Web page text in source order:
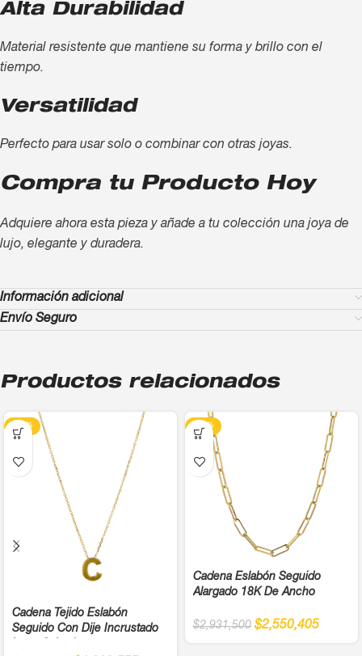
Alta Durabilidad
Material resistente que mantiene su forma y brillo con el
tiempo.
Versatilidad
Perfecto para usar solo o combinar con otras joyas.
Compra tu Producto Hoy
Adquiere ahora esta pieza y añade a tu colección una joya de
lujo, elegante y duradera.
Información adicional
Envío Seguro
Productos relacionados
-13%
Cadena Tejido Eslabón
Seguido Con Dije Incrustado
-13%
Cadena Eslabón Seguido
Alargado 18K De Ancho
$2,931,500 $2,550,405